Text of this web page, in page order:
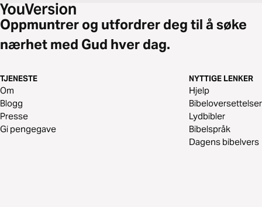
Oppmuntrer og utfordrer deg til å søke
nærhet med Gud hver dag.
TJENESTE
Om
Blogg
Presse
Gi pengegave
NYTTIGE LENKER
Hjelp
Bibeloversettelser
Lydbibler
Bibelspråk
Dagens bibelvers